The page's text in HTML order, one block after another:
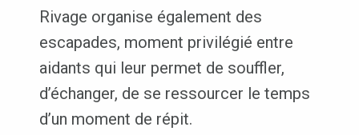
Rivage organise également des
escapades, moment privilégié entre
aidants qui leur permet de souffler,
d’échanger, de se ressourcer le temps
d’un moment de répit.